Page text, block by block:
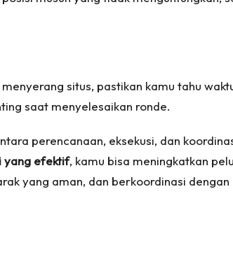
situs, pastikan kamu tahu
saat menyelesaikan ronde.
perencanaan, eksekusi, dan
yang efektif, kamu bisa meningkatkan
yang aman, dan berkoordinasi